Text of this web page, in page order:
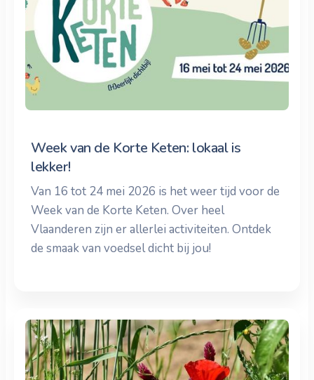
Week van de Korte Keten: lokaal is
lekker!
Van 16 tot 24 mei 2026 is het weer tijd voor de
Week van de Korte Keten. Over heel
Vlaanderen zijn er allerlei activiteiten. Ontdek
de smaak van voedsel dicht bij jou!